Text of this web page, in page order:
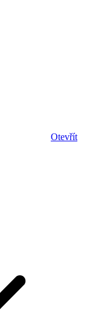
Otevřít